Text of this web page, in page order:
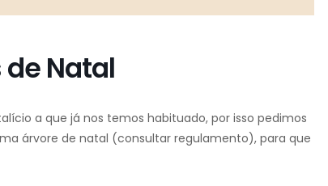
de Natal
a que já nos temos habituado, por isso pedimos
árvore de natal (consultar regulamento), para que